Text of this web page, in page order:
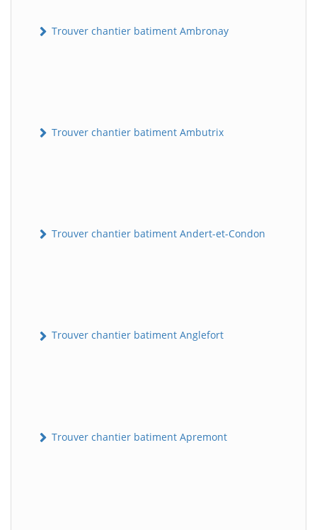
Trouver chantier batiment Ambronay
Trouver chantier batiment Ambutrix
Trouver chantier batiment Andert-et-Condon
Trouver chantier batiment Anglefort
Trouver chantier batiment Apremont